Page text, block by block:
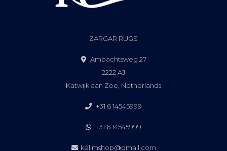
ZARGAR RUGS
Ambachtsweg 27
2222 AJ
Katwijk aan Zee, Netherlands
+31 6 14545999
+31 6 14545999
kelimshop@gmail.com